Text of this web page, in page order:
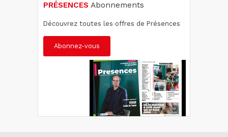
PRÉSENCES Abonnements
Découvrez toutes les offres de Présences
Abonnez-vous